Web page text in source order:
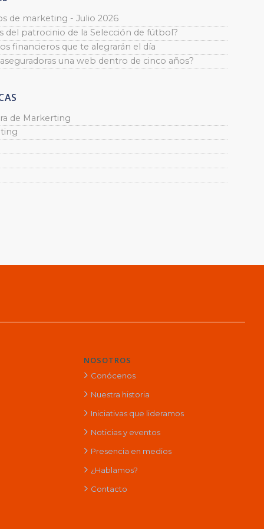
de marketing - Julio 2026
del patrocinio de la Selección de fútbol?
financieros que te alegrarán el día
una web dentro de cinco años?
de Markerting
NOSOTROS
Conócenos
Nuestra historia
Iniciativas que lideramos
Noticias y eventos
Presencia en medios
¿Hablamos?
Contacto